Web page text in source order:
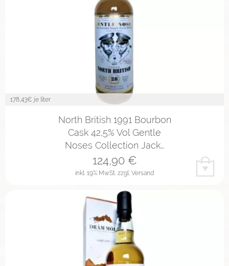
178,43€ je liter
North British 1991 Bourbon
Cask 42,5% Vol Gentle
Noses Collection Jack…
inkl. 19% MwSt. zzgl. Versand
124,90€